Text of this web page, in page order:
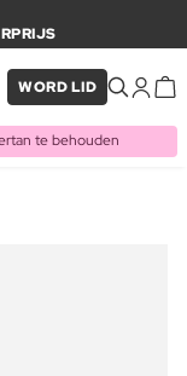
WORD LID
te behouden